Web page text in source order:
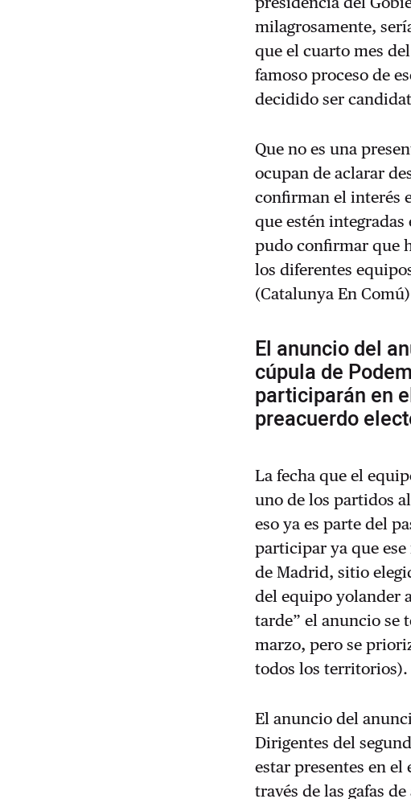
milagrosamente,
que el cuarto mes
famoso proceso de
decidido ser
Que no es una
ocupan de aclarar
confirman el interés
que estén
pudo confirmar que
los diferentes
(Catalunya En
El anuncio del
cúpula de
participarán en
preacuerdo
La fecha que el
uno de los partidos
eso ya es parte del
participar ya que ese
de Madrid, sitio
del equipo yolander
tarde” el anuncio se
marzo, pero se
todos los territorios).
El anuncio del
Dirigentes del
estar presentes en
través de las gafas